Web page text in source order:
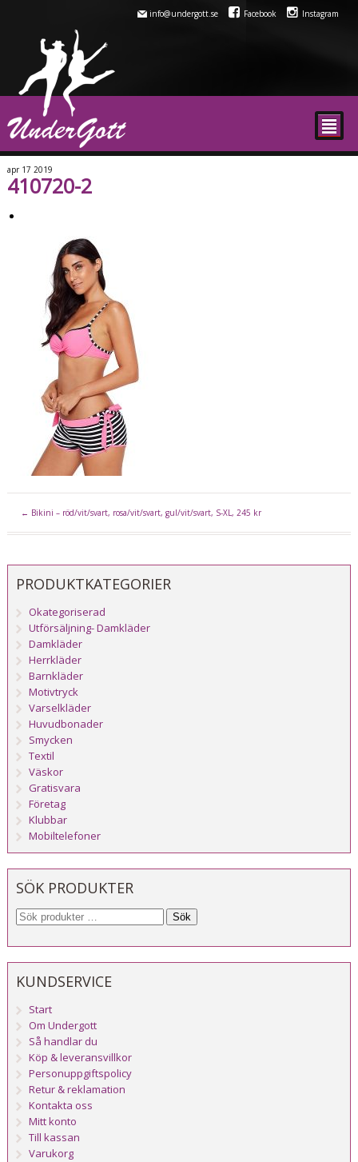
info@undergott.se Facebook Instagram
²
apr 17 2019
410720-2
← Bikini – röd/vit/svart, rosa/vit/svart, gul/vit/svart, S-XL, 245 kr
PRODUKTKATEGORIER
Okategoriserad
Utförsäljning- Damkläder
Damkläder
Herrkläder
Barnkläder
Motivtryck
Varselkläder
Huvudbonader
Smycken
Textil
Väskor
Gratisvara
Företag
Klubbar
Mobiltelefoner
SÖK PRODUKTER
Sök
KUNDSERVICE
Start
Om Undergott
Så handlar du
Köp & leveransvillkor
Personuppgiftspolicy
Retur & reklamation
Kontakta oss
Mitt konto
Till kassan
Varukorg